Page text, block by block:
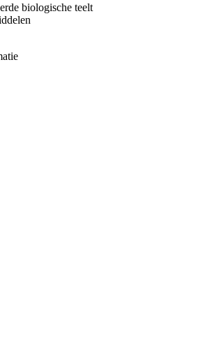
biologische teelt